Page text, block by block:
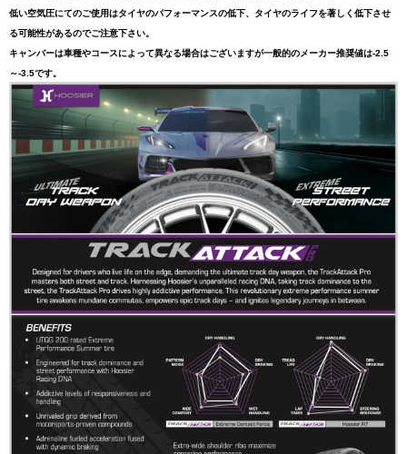
低い空気圧にてのご使用はタイヤのパフォーマンスの低下、タイヤのライフを著しく低下させ
る可能性があるのでご注意下さい。
キャンバーは車種やコースによって異なる場合はございますが一般的のメーカー推奨値は-2.5
～-3.5です。